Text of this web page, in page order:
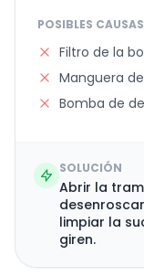
POSIBLES
Filtro de la
Manguera
Bomba de
SOLUCIÓN
Abrir la
limpiar la
giren.